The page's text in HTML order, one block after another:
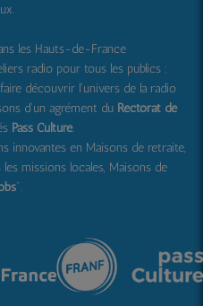
les Hauts-de-France
radio pour tous les publics :
découvrir l'univers de la radio
d'un agrément du Rectorat de
Pass Culture.
innovantes en Maisons de retraite,
missions locales, Maisons de
".